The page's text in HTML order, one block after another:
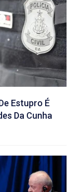
Estupro É
Da Cunha